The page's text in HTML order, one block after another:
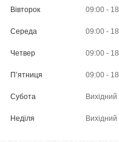
Вівторок 09:00
Середа 09:00
Четвер 09:00
Пʼятниця 09:00
Субота Вихідний
Неділя Вихідний